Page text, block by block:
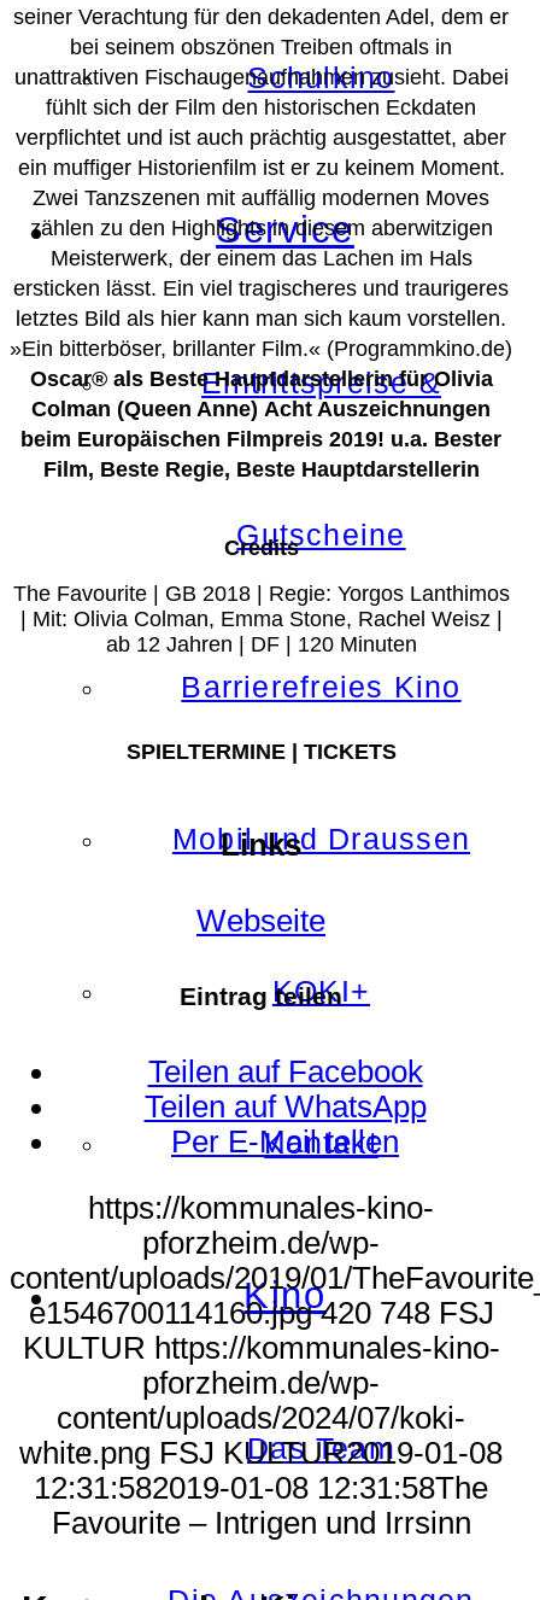
Schulkino
Service
Eintrittspreise &
Gutscheine
Barrierefreies Kino
Mobil und Draussen
KOKI+
Kontakt
Kino
Das Team
seiner Verachtung für den dekadenten Adel, dem er
bei seinem obszönen Treiben oftmals in
unattraktiven Fischaugenaufnahmen zusieht. Dabei
fühlt sich der Film den historischen Eckdaten
verpflichtet und ist auch prächtig ausgestattet, aber
ein muffiger Historienfilm ist er zu keinem Moment.
Zwei Tanzszenen mit auffällig modernen Moves
zählen zu den Highlights in diesem aberwitzigen
Meisterwerk, der einem das Lachen im Hals
ersticken lässt. Ein viel tragischeres und traurigeres
letztes Bild als hier kann man sich kaum vorstellen.
»Ein bitterböser, brillanter Film.« (Programmkino.de)
Oscar® als Beste Hauptdarstellerin für Olivia
Colman (Queen Anne) Acht Auszeichnungen
beim Europäischen Filmpreis 2019! u.a. Bester
Film, Beste Regie, Beste Hauptdarstellerin
Credits
The Favourite | GB 2018 | Regie: Yorgos Lanthimos
| Mit: Olivia Colman, Emma Stone, Rachel Weisz |
ab 12 Jahren | DF | 120 Minuten
SPIELTERMINE | TICKETS
Links
Webseite
Eintrag teilen
Teilen auf Facebook
Teilen auf WhatsApp
Per E-Mail teilen
https://kommunales-kino-
pforzheim.de/wp-
content/uploads/2019/01/
e1546700114160.jpg 420 748 FSJ
KULTUR https://kommunales-kino-
pforzheim.de/wp-
content/uploads/2024/07/koki-
white.png FSJ KULTUR2019-01-08
12:31:582019-01-08 12:31:58The
Favourite – Intrigen und Irrsinn